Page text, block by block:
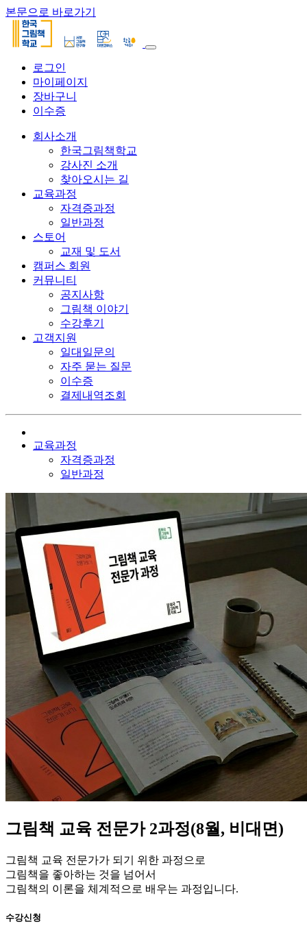
본문으로 바로가기
로그인
마이페이지
장바구니
이수증
회사소개
한국그림책학교
강사진 소개
찾아오시는 길
교육과정
자격증과정
일반과정
스토어
교재 및 도서
캠퍼스 회원
커뮤니티
공지사항
그림책 이야기
수강후기
고객지원
일대일문의
자주 묻는 질문
이수증
결제내역조회
교육과정
자격증과정
일반과정
그림책 교육 전문가 2과정(8월, 비대면)
그림책 교육 전문가가 되기 위한 과정으로
그림책을 좋아하는 것을 넘어서
그림책의 이론을 체계적으로 배우는 과정입니다.
수강신청